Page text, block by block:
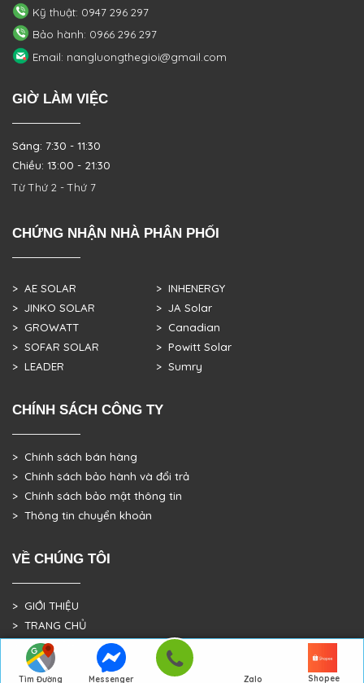
Tìm Đường Messenger Zalo Shopee
Kỹ thuật: 0947 296 297
Bảo hành: 0966 296 297
Email: nangluongthegioi@gmail.com
GIỜ LÀM VIỆC
Sáng: 7:30 - 11:30
Chiều: 13:00 - 21:30
Từ Thứ 2 - Thứ 7
CHỨNG NHẬN NHÀ PHÂN PHỐI
> AE SOLAR
> JINKO SOLAR
> GROWATT
> SOFAR SOLAR
> LEADER
> INHENERGY
> JA Solar
> Canadian
> Powitt Solar
> Sumry
CHÍNH SÁCH CÔNG TY
> Chính sách bán hàng
> Chính sách bảo hành và đổi trả
> Chính sách bảo mật thông tin
> Thông tin chuyển khoản
VỀ CHÚNG TÔI
> GIỚI THIỆU
> TRANG CHỦ
> DỰ ÁN THỰC TẾ